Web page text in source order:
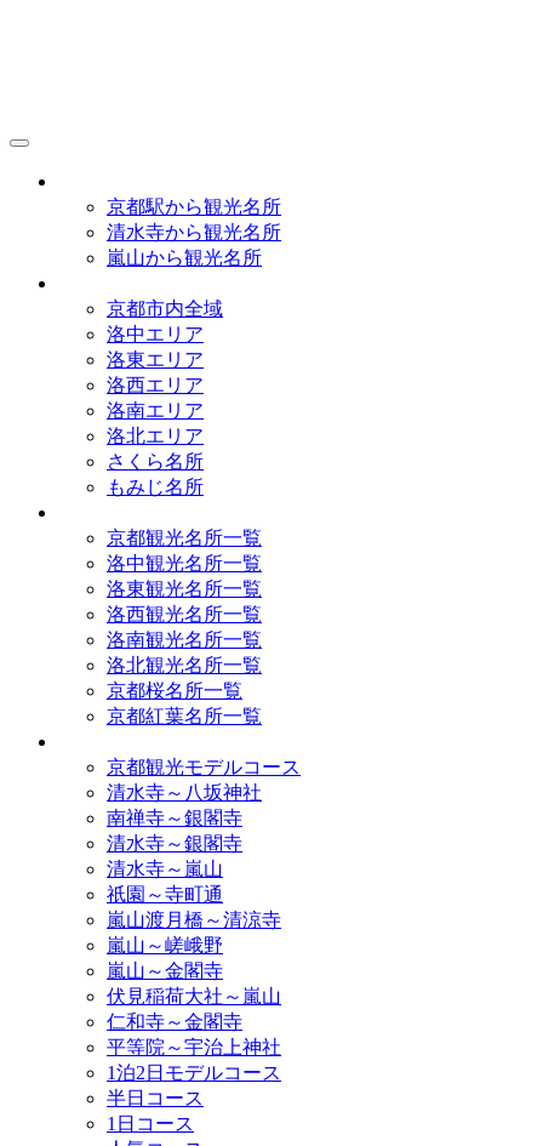
京都駅から観光名所
清水寺から観光名所
嵐山から観光名所
京都市内全域
洛中エリア
洛東エリア
洛西エリア
洛南エリア
洛北エリア
さくら名所
もみじ名所
京都観光名所一覧
洛中観光名所一覧
洛東観光名所一覧
洛西観光名所一覧
洛南観光名所一覧
洛北観光名所一覧
京都桜名所一覧
京都紅葉名所一覧
京都観光モデルコース
清水寺～八坂神社
南禅寺～銀閣寺
清水寺～銀閣寺
清水寺～嵐山
祇園～寺町通
嵐山渡月橋～清涼寺
嵐山～嵯峨野
嵐山～金閣寺
伏見稲荷大社～嵐山
仁和寺～金閣寺
平等院～宇治上神社
1泊2日モデルコース
半日コース
1日コース